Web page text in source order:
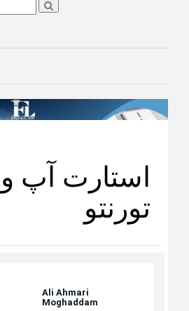
استارت آپ
تورنتو
Ali Ahmari
Moghaddam